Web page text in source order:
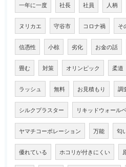
一年に一度 社長 社員 人柄
ヌリカエ 守谷市 コロナ禍 そ
信憑性 小椋 劣化 お金の話
畳む 対策 オリンピック 柔道
ラッシュ 無料 お見積もり 調
シルクプラスター リキッドウォール
ヤマチコーポレーション 万能 匂
優れている ホコリが付きにくい